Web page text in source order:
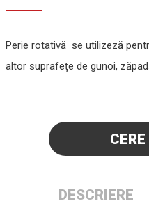
Perie rotativă se utilizeză
altor suprafețe de gunoi,
DESCRIERE